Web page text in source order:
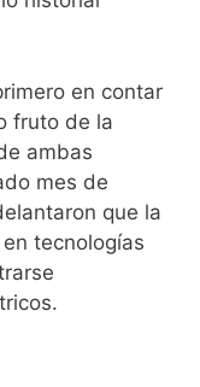
en contar
fruto de la
ambas
mes de
que la
tecnologías